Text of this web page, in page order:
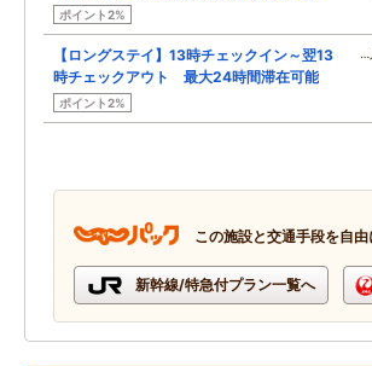
ポイント2%
【ロングステイ】13時チェックイン～翌13
時チェックアウト 最大24時間滞在可能
ポイント2%
…
この施設と交通手段を自
新幹線/特急付プラン一覧へ